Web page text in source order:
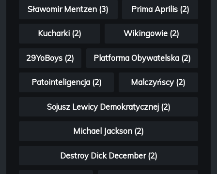
Sławomir Mentzen (3) Prima Aprilis (2)
Kucharki (2) Wikingowie (2)
29YoBoys (2) Platforma Obywatelska (2)
Patointeligencja (2) Malczyńscy (2)
Sojusz Lewicy Demokratycznej (2)
Michael Jackson (2)
Destroy Dick December (2)